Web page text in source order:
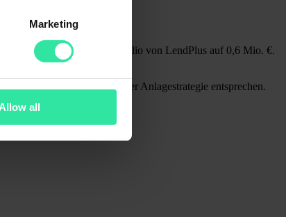
Marketing
all
heute beläuft sich das Portfolio von LendPlus auf 0,6 Mio. €.
auf, falls diese Kredite Ihrer Anlagestrategie entsprechen.